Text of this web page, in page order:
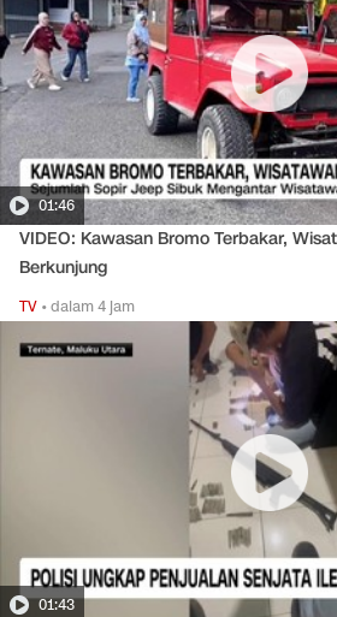
01:46
VIDEO: Kawasan Bromo Terbakar,
Berkunjung
TV •dalam 4 jam
01:43